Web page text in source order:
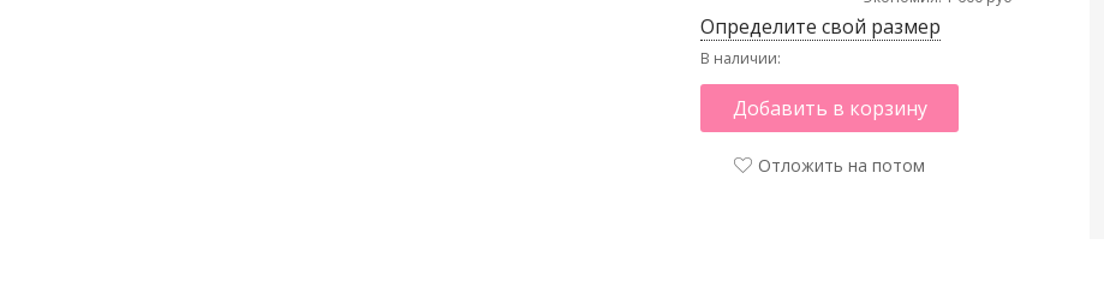
Определите свой размер
В наличии:
Добавить в корзину
Отложить на потом